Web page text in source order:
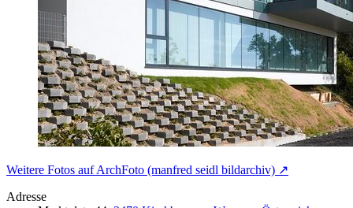
Weitere Fotos auf ArchFoto (manfred seidl bildarchiv) ↗
Adresse